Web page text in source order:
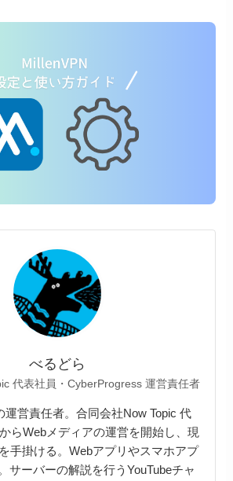
べるどら
代表社員・CyberProgress 運営責任者
運営責任者。合同会社Now Topic 代
らWebメディアの運営を開始し、現
手掛ける。Webアプリやスマホアプ
サーバーの解説を行うYouTubeチャ